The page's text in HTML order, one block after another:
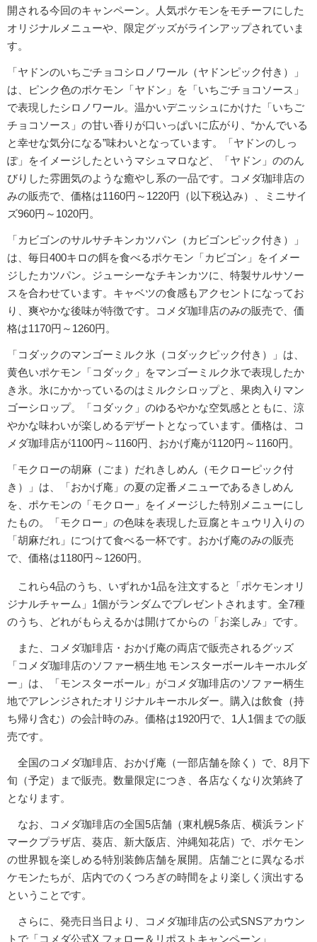
開される今回のキャンペーン。人気ポケモンをモチーフにした
オリジナルメニューや、限定グッズがラインアップされていま
す。
「ヤドンのいちごチョコシロノワール（ヤドンピック付き）」
は、ピンク色のポケモン「ヤドン」を「いちごチョコソース」
で表現したシロノワール。温かいデニッシュにかけた「いちご
チョコソース」の甘い香りが口いっぱいに広がり、“かんでいる
と幸せな気分になる”味わいとなっています。「ヤドンのしっ
ぽ」をイメージしたというマシュマロなど、「ヤドン」ののん
びりした雰囲気のような癒やし系の一品です。コメダ珈琲店の
みの販売で、価格は1160円～1220円（以下税込み）、ミニサイ
ズ960円～1020円。
「カビゴンのサルサチキンカツパン（カビゴンピック付き）」
は、毎日400キロの餌を食べるポケモン「カビゴン」をイメー
ジしたカツパン。ジューシーなチキンカツに、特製サルサソー
スを合わせています。キャベツの食感もアクセントになってお
り、爽やかな後味が特徴です。コメダ珈琲店のみの販売で、価
格は1170円～1260円。
「コダックのマンゴーミルク氷（コダックピック付き）」は、
黄色いポケモン「コダック」をマンゴーミルク氷で表現したか
き氷。氷にかかっているのはミルクシロップと、果肉入りマン
ゴーシロップ。「コダック」のゆるやかな空気感とともに、涼
やかな味わいが楽しめるデザートとなっています。価格は、コ
メダ珈琲店が1100円～1160円、おかげ庵が1120円～1160円。
「モクローの胡麻（ごま）だれきしめん（モクローピック付
き）」は、「おかげ庵」の夏の定番メニューであるきしめん
を、ポケモンの「モクロー」をイメージした特別メニューにし
たもの。「モクロー」の色味を表現した豆腐とキュウリ入りの
「胡麻だれ」につけて食べる一杯です。おかげ庵のみの販売
で、価格は1180円～1260円。
これら4品のうち、いずれか1品を注文すると「ポケモンオリ
ジナルチャーム」1個がランダムでプレゼントされます。全7種
のうち、どれがもらえるかは開けてからの「お楽しみ」です。
また、コメダ珈琲店・おかげ庵の両店で販売されるグッズ
「コメダ珈琲店のソファー柄生地 モンスターボールキーホルダ
ー」は、「モンスターボール」がコメダ珈琲店のソファー柄生
地でアレンジされたオリジナルキーホルダー。購入は飲食（持
ち帰り含む）の会計時のみ。価格は1920円で、1人1個までの販
売です。
全国のコメダ珈琲店、おかげ庵（一部店舗を除く）で、8月下
旬（予定）まで販売。数量限定につき、各店なくなり次第終了
となります。
なお、コメダ珈琲店の全国5店舗（東札幌5条店、横浜ランド
マークプラザ店、葵店、新大阪店、沖縄知花店）で、ポケモン
の世界観を楽しめる特別装飾店舗を展開。店舗ごとに異なるポ
ケモンたちが、店内でのくつろぎの時間をより楽しく演出する
ということです。
さらに、発売日当日より、コメダ珈琲店の公式SNSアカウン
トで「コメダ公式X フォロー＆リポストキャンペーン」